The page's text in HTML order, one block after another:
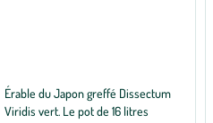
Érable du Japon greffé Dissectum
Viridis vert. Le pot de 16 litres